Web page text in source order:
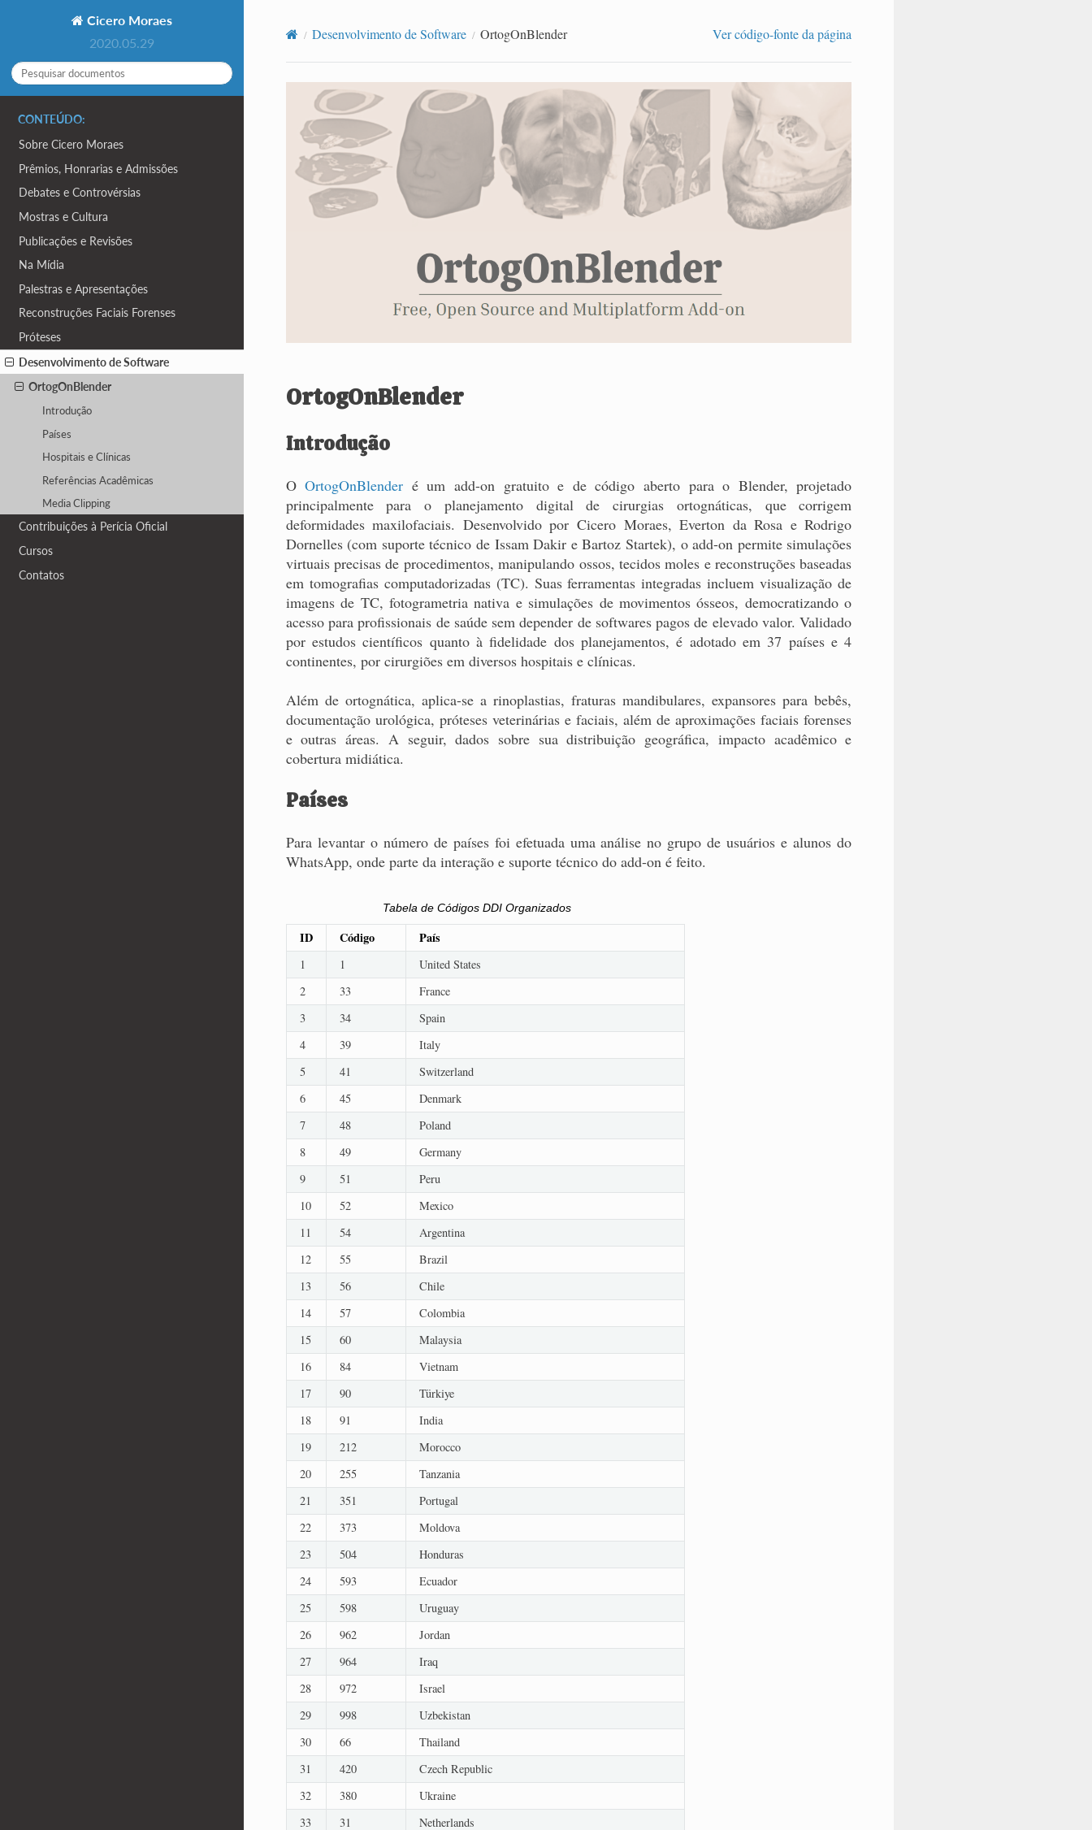
Cicero Moraes
2020.05.29
CONTEÚDO:
Sobre Cicero Moraes
Prêmios, Honrarias e Admissões
Debates e Controvérsias
Mostras e Cultura
Publicações e Revisões
Na Mídia
Palestras e Apresentações
Reconstruções Faciais Forenses
Próteses
Desenvolvimento de Software
OrtogOnBlender
Introdução
Países
Hospitais e Clínicas
Referências Acadêmicas
Media Clipping
Contribuições à Perícia Oficial
Cursos
Contatos
Desenvolvimento de Software OrtogOnBlender Ver código-fonte da página
OrtogOnBlender
Introdução
OOrtogOnBlender é um add-on gratuito e de código aberto para o Blender, projetado
principalmente para o planejamento digital de cirurgias ortognáticas, que corrigem
deformidades maxilofaciais. Desenvolvido por Cicero Moraes, Everton da Rosa e Rodrigo
Dornelles (com suporte técnico de Issam Dakir e Bartoz Startek), o add-on permite simulações
virtuais precisas de procedimentos, manipulando ossos, tecidos moles e reconstruções baseadas
em tomografias computadorizadas (TC). Suas ferramentas integradas incluem visualização de
imagens de TC, fotogrametria nativa e simulações de movimentos ósseos, democratizando o
acesso para profissionais de saúde sem depender de softwares pagos de elevado valor. Validado
por estudos científicos quanto à fidelidade dos planejamentos, é adotado em 37 países e 4
continentes, por cirurgiões em diversos hospitais e clínicas.
Além de ortognática, aplica-se a rinoplastias, fraturas mandibulares, expansores para bebês,
documentação urológica, próteses veterinárias e faciais, além de aproximações faciais forenses
e outras áreas. A seguir, dados sobre sua distribuição geográfica, impacto acadêmico e
cobertura midiática.
Países
Para levantar o número de países foi efetuada uma análise no grupo de usuários e alunos do
WhatsApp, onde parte da interação e suporte técnico do add-on é feito.
Tabela de Códigos DDI Organizados
ID Código País
1 1
United States
2
33
France
3
34
Spain
4
39
Italy
5
41
Switzerland
6
45
Denmark
7
48
Poland
8
49
Germany
9
51
Peru
10
52
Mexico
11
54
Argentina
12
55
Brazil
13
56
Chile
14
57
Colombia
15
60
Malaysia
16
84
Vietnam
17
90
Türkiye
18
91
India
19
212
Morocco
20
255
Tanzania
21
351
Portugal
22
373
Moldova
23
504
Honduras
24
593
Ecuador
25
598
Uruguay
26
962
Jordan
27
964
Iraq
28
972
Israel
29
998
Uzbekistan
30
66
Thailand
31
420
Czech Republic
32
380
Ukraine
33
31
Netherlands